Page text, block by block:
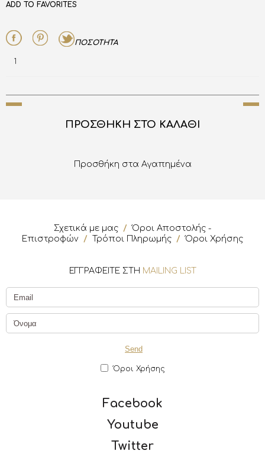
ADD TO FAVORITES
ΠΟΣΟΤΗΤΑ
1
ΠΡΟΣΘΗΚΗ ΣΤΟ ΚΑΛΑΘΙ
Προσθήκη στα Αγαπημένα
Σχετικά με μας /Όροι Αποστολής -
Επιστροφών / Τρόποι Πληρωμής /Όροι Χρήσης
ΕΓΓΡΑΦΕΙΤΕ ΣΤΗ MAILING LIST
Όροι Χρήσης
Facebook
Youtube
Twitter